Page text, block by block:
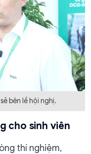
bên lề hội nghị.
cho sinh viên
thí nghiệm,